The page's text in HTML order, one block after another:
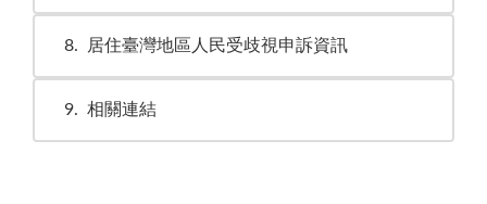
8 居住臺灣地區人民受歧視申訴資訊
9 相關連結